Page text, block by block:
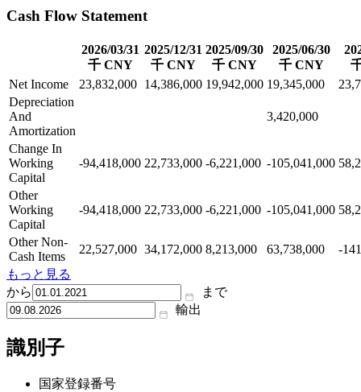
Cash Flow Statement
2026/03/31
千 CNY
2025/12/31
千 CNY
2025/09/30
千 CNY
2025/06/30
千 CNY
Net Income
23,832,000 14,386,000 19,942,000 19,345,000
Depreciation
And
Amortization
3,420,000
Change In
Working
Capital
-94,418,000 22,733,000 -6,221,000 -105,041,000
Other
Working
Capital
-94,418,000 22,733,000 -6,221,000 -105,041,000
Other Non-
Cash Items
22,527,000 34,172,000 8,213,000 63,738,000
-
もっと見る
から
まで
輸出
識別子
国家登録番号